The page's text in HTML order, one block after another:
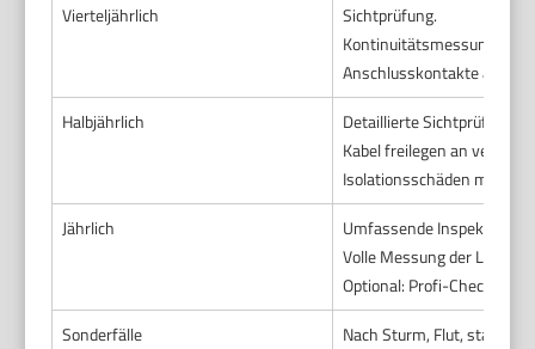
Vierteljährlich
Sichtprüfung.
Kontinuitätsmessung mit
Anschlusskontakte an
Halbjährlich
Detaillierte Sichtprüfung.
Kabel freilegen an
Isolationsschäden
Jährlich
Umfassende Inspektion
Volle Messung der
Optional: Profi-Check bei
Sonderfälle
Nach Sturm, Flut, starken